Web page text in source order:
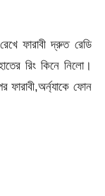
ফারাবী দ্রুত রেডি
রিং কিনে নিলো।
ফারাবী,অর্ন্যাকে ফোন